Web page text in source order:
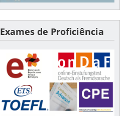
Exames de Proficiência